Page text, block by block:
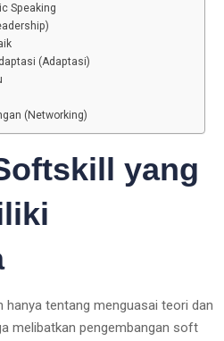
Speaking
(Adaptasi)
(Networking)
yang
hanya tentang menguasai teori dan
melibatkan pengembangan soft